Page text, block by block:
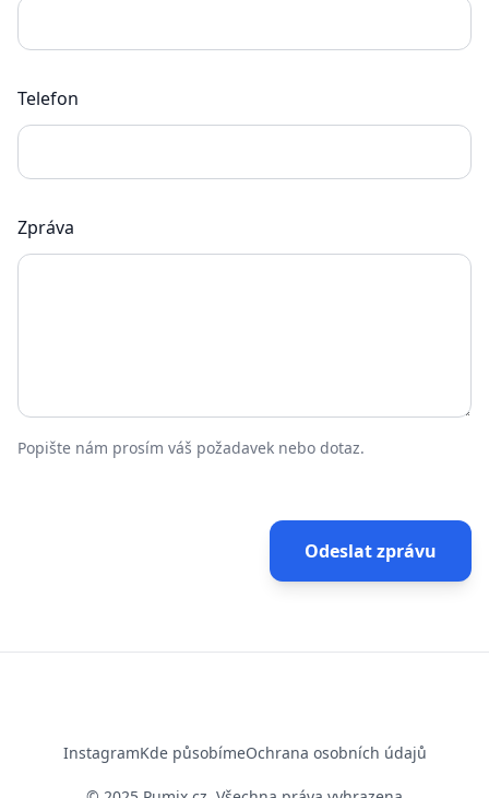
Telefon
Zpráva
Popište nám prosím váš požadavek nebo dotaz.
Odeslat zprávu
InstagramKde působímeOchrana osobních údajů